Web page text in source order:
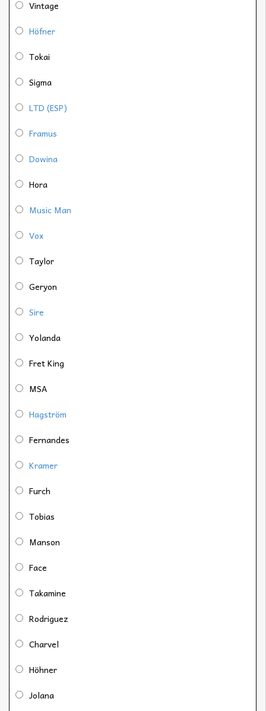
Vintage
Höfner
Tokai
Sigma
LTD (ESP)
Framus
Dowina
Hora
Music Man
Vox
Taylor
Geryon
Sire
Yolanda
Fret King
MSA
Hagström
Fernandes
Kramer
Furch
Tobias
Manson
Face
Takamine
Rodriguez
Charvel
Höhner
Jolana